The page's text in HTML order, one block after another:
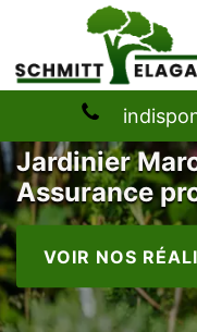
Jardinier
Assurance
VOIR NOS